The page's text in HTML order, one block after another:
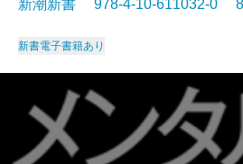
新潮新書 978-4-10-611032-0
新書電子書籍あり